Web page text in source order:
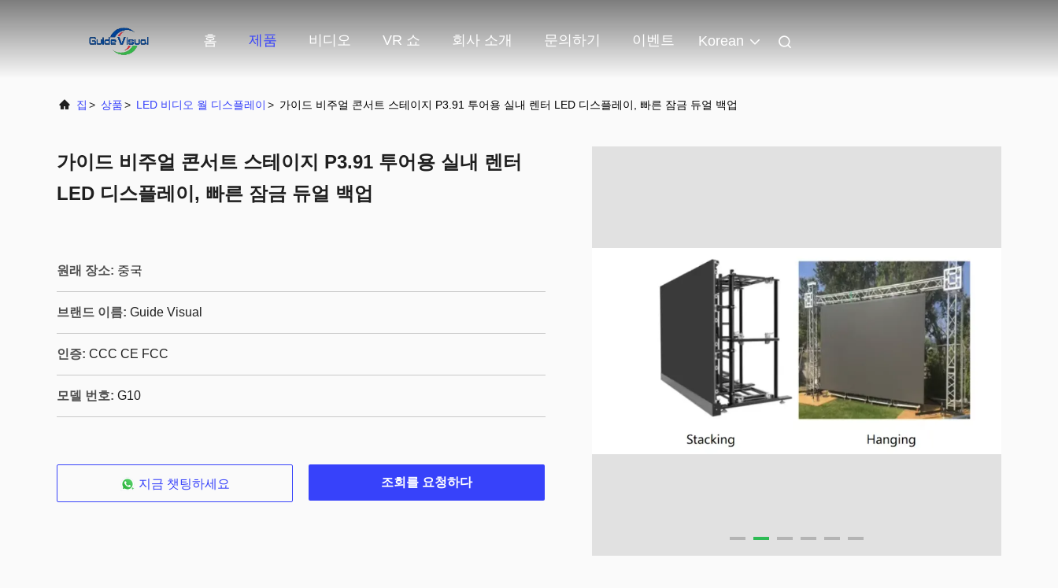
홈 제품 비디오 VR 쇼 회사 소개 문의하기 이벤트 Korean
집 > 상품> LED 비디오 월 디스플레이 > 가이드 비주얼 콘서트 스테이지 P3.91 투어용 실내 렌터 LED 디스플레이, 빠른 잠금 듀얼 백업
가이드 비주얼 콘서트 스테이지 P3.91 투어용 실내 렌터
LED 디스플레이, 빠른 잠금 듀얼 백업
원래 장소: 중국
브랜드 이름: Guide Visual
인증: CCC CE FCC
모델 번호: G10
지금 챗팅하세요 조회를 요청하다